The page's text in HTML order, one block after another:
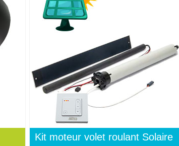
Kit moteur volet roulant Solaire